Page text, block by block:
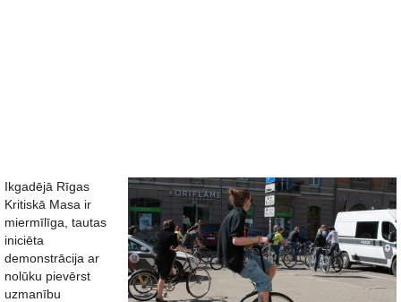
Ikgadējā Rīgas
Kritiskā Masa ir
miermīlīga, tautas
iniciēta
demonstrācija ar
nolūku pievērst
uzmanību